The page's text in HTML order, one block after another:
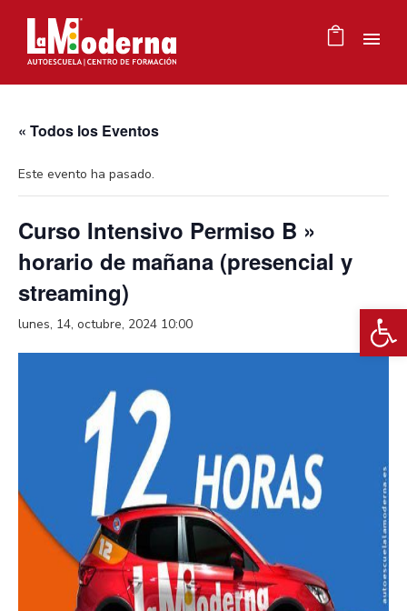
« Todos los Eventos
Este evento ha pasado.
Curso Intensivo Permiso B »
horario de mañana (presencial y
streaming)
lunes, 14, octubre, 2024 10:00